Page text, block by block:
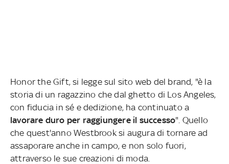
Honor the Gift, si legge sul sito web del brand, "è la
storia di un ragazzino che dal ghetto di Los Angeles,
con fiducia in sé e dedizione, ha continuato a
lavorare duro per raggiungere il successo". Quello
che quest'anno Westbrook si augura di tornare ad
assaporare anche in campo, e non solo fuori,
attraverso le sue creazioni di moda.